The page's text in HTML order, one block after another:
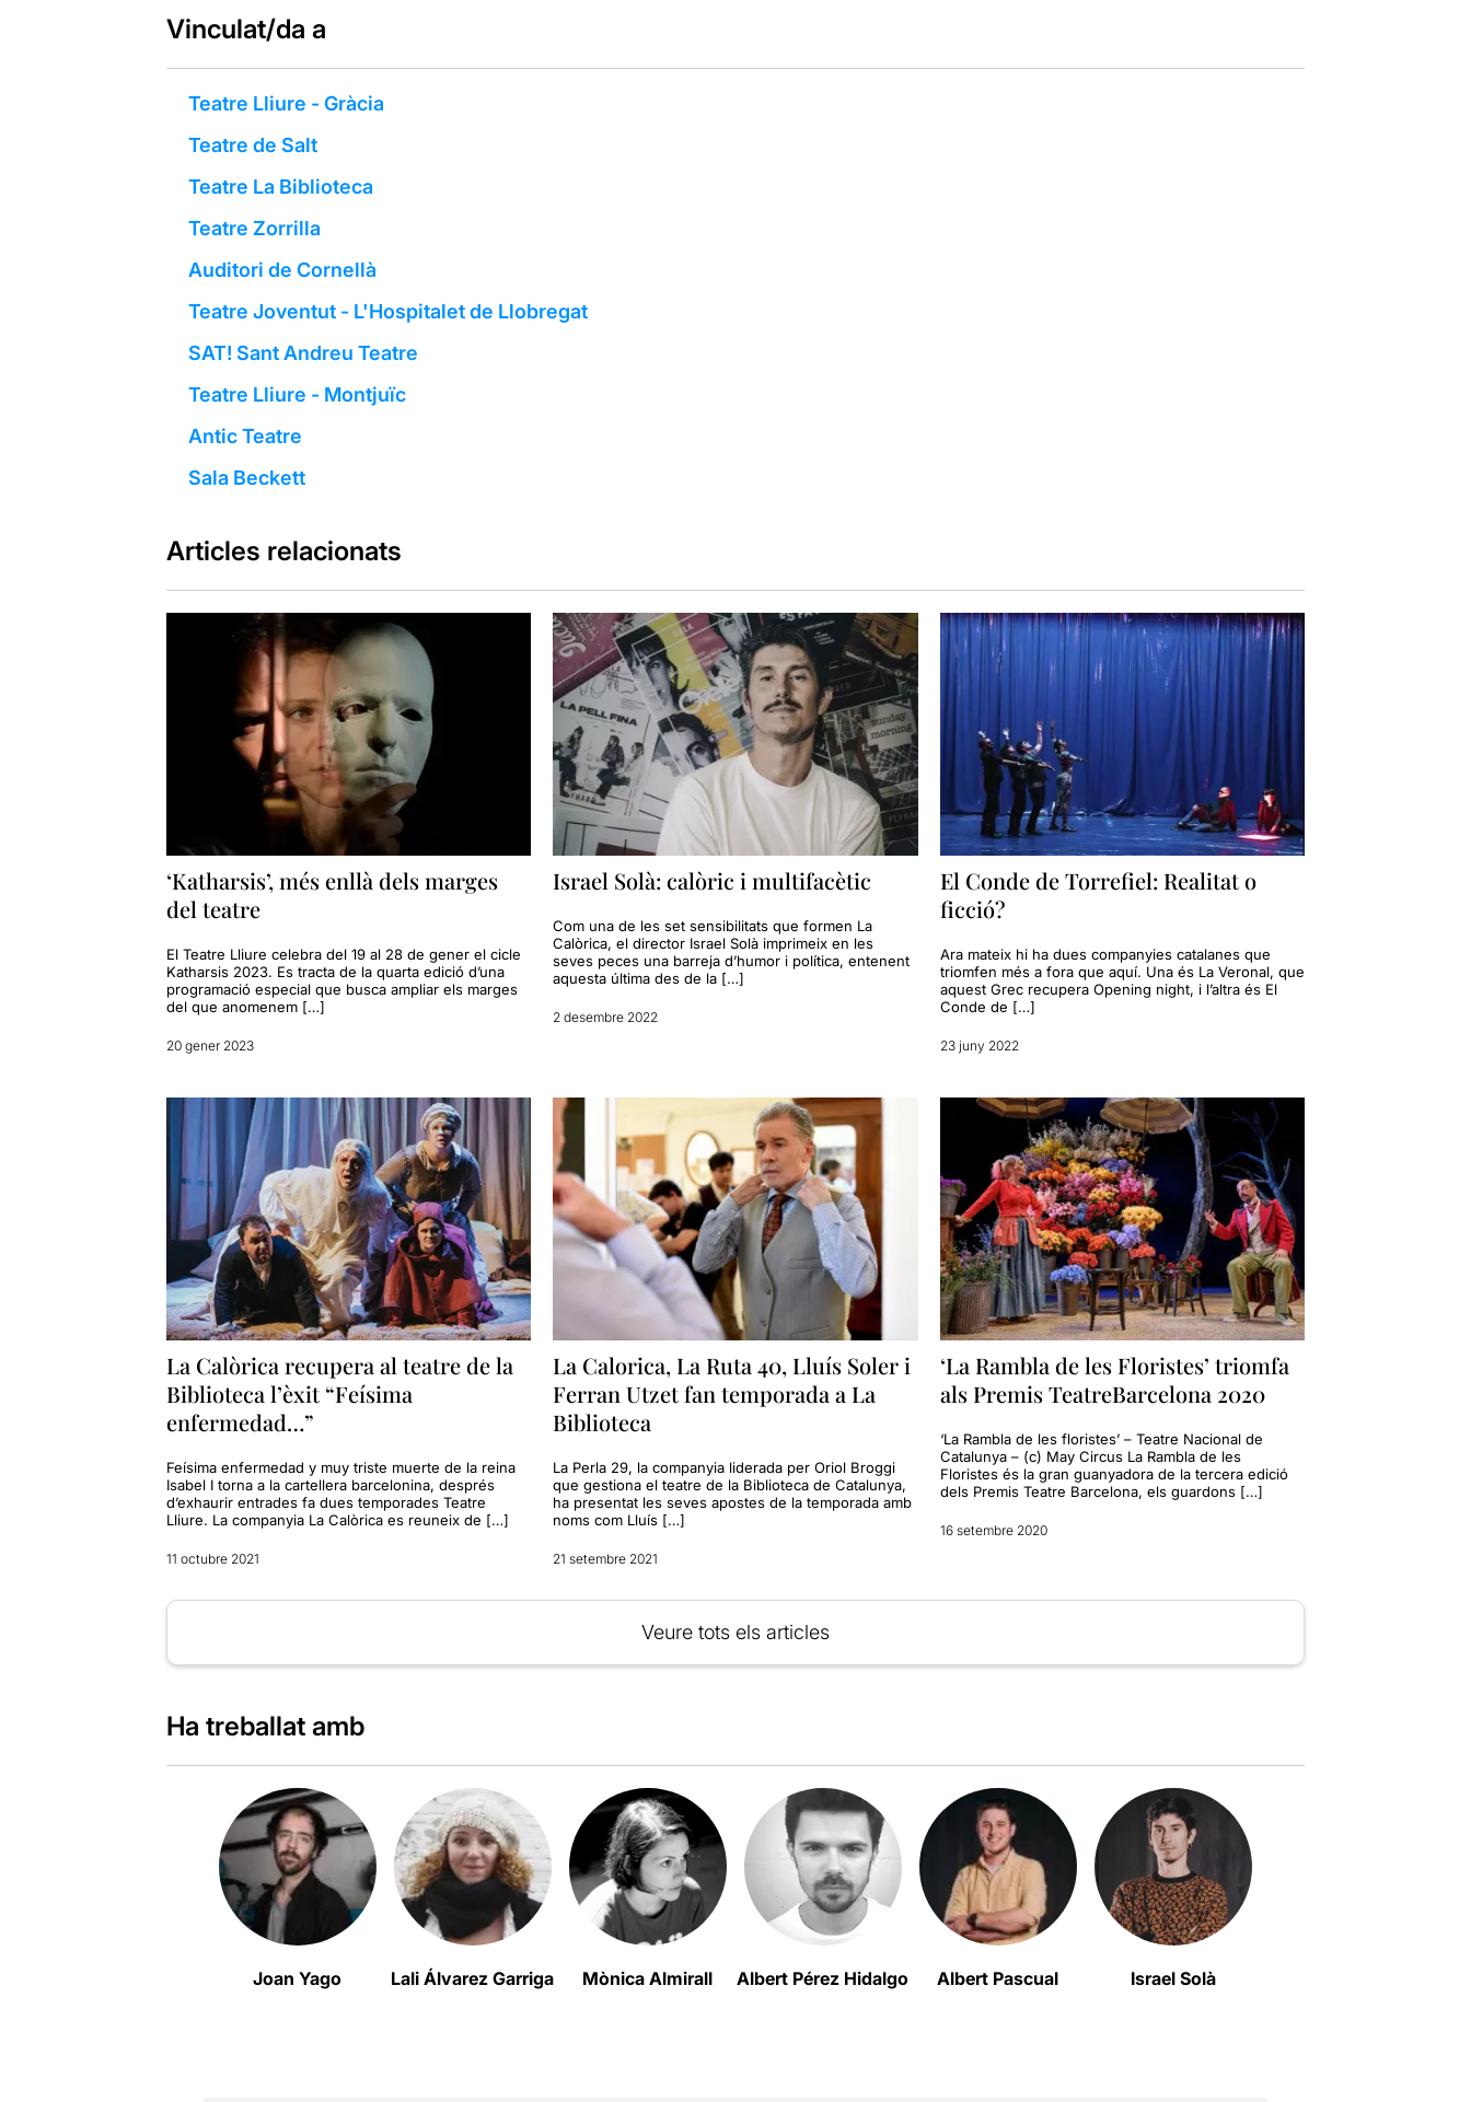
Vinculat/da a
Teatre Lliure - Gràcia
Teatre de Salt
Teatre La Biblioteca
Teatre Zorrilla
Auditori de Cornellà
Teatre Joventut - L'Hospitalet de Llobregat
SAT! Sant Andreu Teatre
Teatre Lliure - Montjuïc
Antic Teatre
Sala Beckett
Articles relacionats
‘Katharsis’, més enllà dels marges
del teatre
El Teatre Lliure celebra del 19 al 28 de gener el cicle
Katharsis 2023. Es tracta de la quarta edició d’una
programació especial que busca ampliar els marges
del que anomenem […]
20 gener 2023
Israel Solà: calòric i multifacètic
Com una de les set sensibilitats que formen La
Calòrica, el director Israel Solà imprimeix en les
seves peces una barreja d’humor i política, entenent
aquesta última des de la […]
2 desembre 2022
El Conde de Torrefiel: Realitat o
ficció?
Ara mateix hi ha dues companyies catalanes que
triomfen més a fora que aquí. Una és La Veronal, que
aquest Grec recupera Opening night, i l’altra és El
Conde de […]
23 juny 2022
La Calòrica recupera al teatre de la
Biblioteca l’èxit “Feísima
enfermedad…”
Feísima enfermedad y muy triste muerte de la reina
Isabel I torna a la cartellera barcelonina, després
d’exhaurir entrades fa dues temporades Teatre
Lliure. La companyia La Calòrica es reuneix de […]
11 octubre 2021
La Calorica, La Ruta 40, Lluís Soler i
Ferran Utzet fan temporada a La
Biblioteca
La Perla 29, la companyia liderada per Oriol Broggi
que gestiona el teatre de la Biblioteca de Catalunya,
ha presentat les seves apostes de la temporada amb
noms com Lluís […]
21 setembre 2021
‘La Rambla de les Floristes’ triomfa
als Premis TeatreBarcelona 2020
‘La Rambla de les floristes’ – Teatre Nacional de
Catalunya – (c) May Circus La Rambla de les
Floristes és la gran guanyadora de la tercera edició
dels Premis Teatre Barcelona, els guardons […]
16 setembre 2020
Veure tots els articles
Ha treballat amb
Joan Yago Lali Álvarez Garriga Mònica Almirall Albert Pérez Hidalgo Albert Pascual Israel Solà